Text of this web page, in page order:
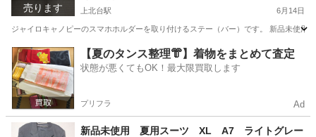
売ります 上北台駅 6月14日
ジャイロキャノピーのスマホホルダーを取り付けるステー（バー）です。 新品未使用
東京 東大和市 上北台駅 ホンダ マルチマウントバー
【夏のタンス整理👘】着物をまとめて査定
状態が悪くてもOK！最大限買取します
プリフラ Ad
新品未使用 夏用スーツ XL A7 ライトグレー